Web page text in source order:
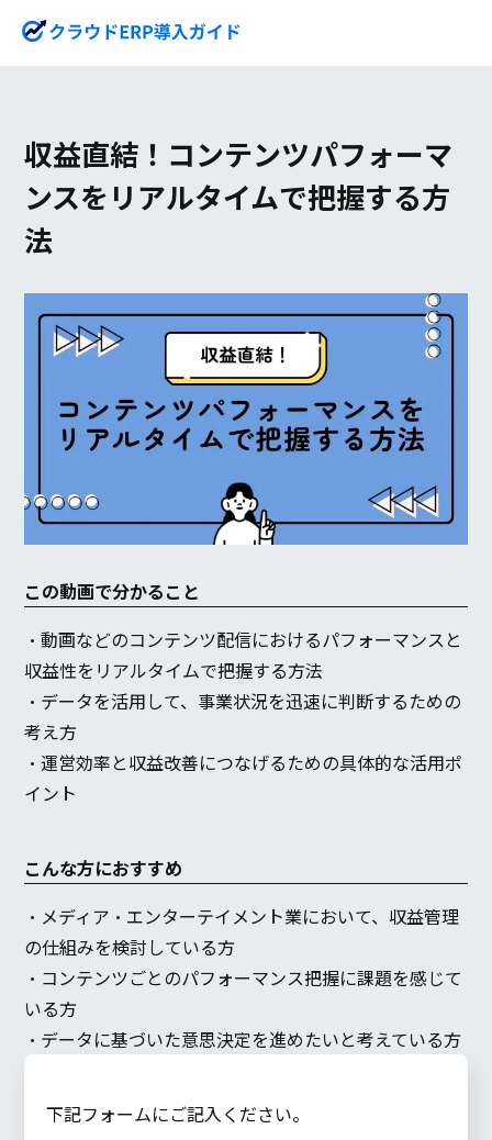
収益直結！コンテンツパフォーマ
ンスをリアルタイムで把握する方
法
この動画で分かること
・動画などのコンテンツ配信におけるパフォーマンスと
収益性をリアルタイムで把握する方法
・データを活用して、事業状況を迅速に判断するための
考え方
・運営効率と収益改善につなげるための具体的な活用ポ
イント
こんな方におすすめ
・メディア・エンターテイメント業において、収益管理
の仕組みを検討している方
・コンテンツごとのパフォーマンス把握に課題を感じて
いる方
・データに基づいた意思決定を進めたいと考えている方
下記フォームにご記入ください。